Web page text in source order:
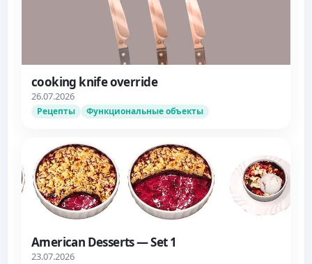
cooking knife override
26.07.2026
Рецепты Функциональные объекты
American Desserts — Set 1
23.07.2026